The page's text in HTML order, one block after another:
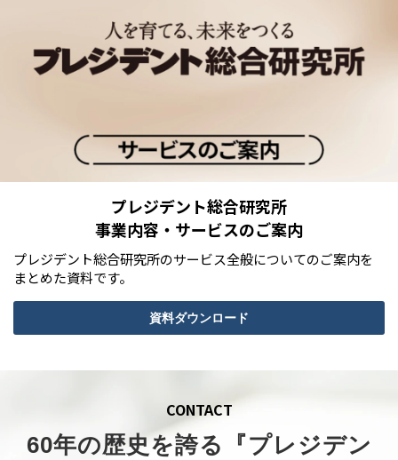
プレジデント総合研究所
事業内容・サービスのご案内
プレジデント総合研究所のサービス全般についてのご案内を
まとめた資料です。
資料ダウンロード
CONTACT
60年の歴史を誇る『プレジデン